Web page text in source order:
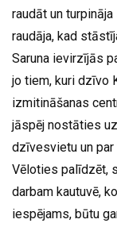
raudāt un
raudāja, kad
Saruna ievirzījās
jo tiem, kuri dzīvo
izmitināšanas
jāspēj nostāties
dzīvesvietu un par
Vēloties palīdzēt,
darbam kautuvē,
iespējams, būtu